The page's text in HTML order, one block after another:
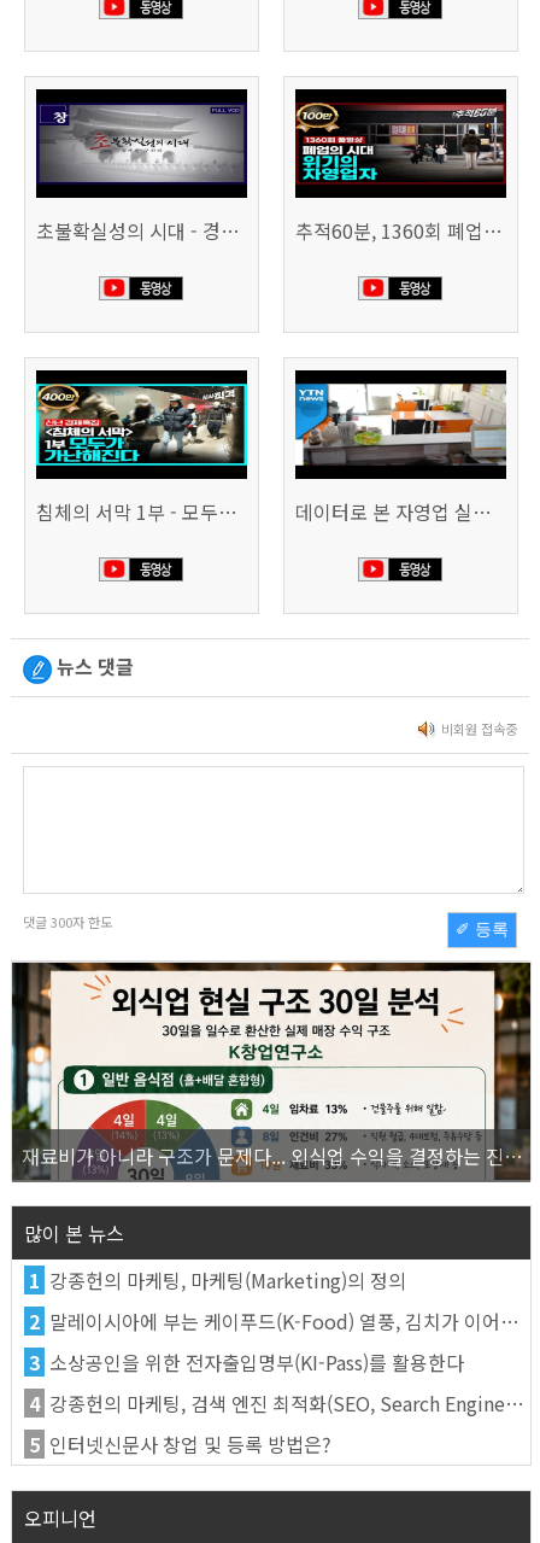
초불확실성의 시대 - 경제를 구하라 494회 (KBS 25.2.11) 추적60분, 1360회 폐업의 시대, 위기의 자영업자
침체의 서막 1부 - 모두가 가난해진다 | 시사직격 신년특집 데이터로 본 자영업 실태 - 매출 '뚝', 장수 업소도 '휘청'
뉴스 댓글
비회원 접속중
댓글300자 한도 ✐ 등록
재료비가 아니라 구조가 문제다... 외식업 수익을 결정하는 진짜 숫자의 비밀
많이 본 뉴스
1 강종헌의 마케팅, 마케팅(Marketing)의 정의
2 말레이시아에 부는 케이푸드(K-Food) 열풍, 김치가 이어간다
3 소상공인을 위한 전자출입명부(KI-Pass)를 활용한다
4 강종헌의 마케팅, 검색 엔진 최적화(SEO, Search Engine Optimization)란
5 인터넷신문사 창업 및 등록 방법은?
오피니언